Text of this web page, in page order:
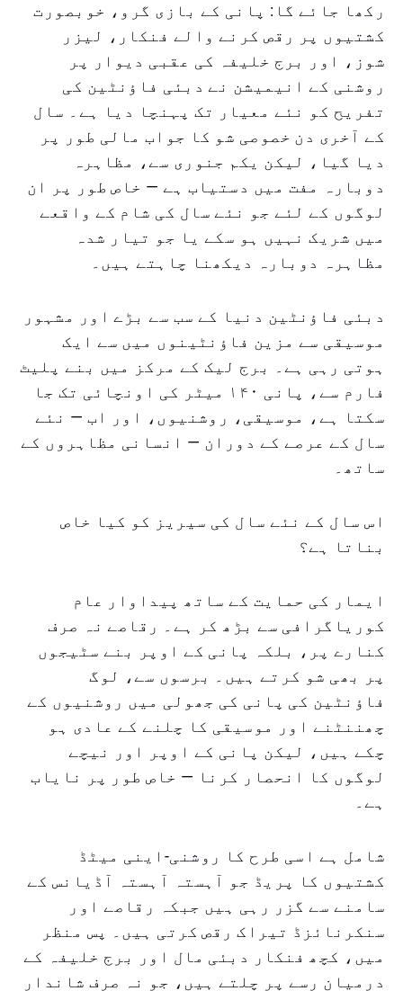
رکھا جائے گا: پانی کے بازی گرو، خوبصورت
کشتیوں پر رقص کرنے والے فنکار، لیزر
شوز، اور برج خلیفہ کی عقبی دیوار پر
روشنی کے انیمیشن نے دبئی فاؤنٹین کی
تفریح کو نئے معیار تک پہنچا دیا ہے۔ سال
کے آخری دن خصوصی شو کا جواب مالی طور پر
دیا گیا، لیکن یکم جنوری سے، مظاہرہ
دوبارہ مفت میں دستیاب ہے — خاص طور پر ان
لوگوں کے لئے جو نئے سال کی شام کے واقعے
میں شریک نہیں ہو سکے یا جو تیار شدہ
مظاہرہ دوبارہ دیکھنا چاہتے ہیں۔
دبئی فاؤنٹین دنیا کے سب سے بڑے اور مشہور
موسیقی سے مزین فاؤنٹینوں میں سے ایک
ہوتی رہی ہے۔ برج لیک کے مرکز میں بنے پلیٹ
فارم سے، پانی ۱۴۰ میٹر کی اونچائی تک جا
سکتا ہے، موسیقی، روشنیوں، اور اب — نئے
سال کے عرصے کے دوران — انسانی مظاہروں کے
ساتھ۔
اس سال کے نئے سال کی سیریز کو کیا خاص
بناتا ہے؟
ایمار کی حمایت کے ساتھ پیداوار عام
کوریاگرافی سے بڑھ کر ہے۔ رقاصے نہ صرف
کنارے پر، بلکہ پانی کے اوپر بنے سٹیجوں
پر بھی شو کرتے ہیں۔ برسوں سے، لوگ
فاؤنٹین کی پانی کی جھولی میں روشنیوں کے
چھننٹنے اور موسیقی کا چلنے کے عادی ہو
چکے ہیں، لیکن پانی کے اوپر اور نیچے
لوگوں کا انحصار کرنا — خاص طور پر نایاب
ہے۔
شامل ہے اسی طرح کا روشنی-اینی میٹڈ
کشتیوں کا پریڈ جو آہستہ آہستہ آڈیانس کے
سامنے سے گزر رہی ہیں جبکہ رقاصے اور
سنکرنائزڈ تیراک رقص کرتی ہیں۔ پس منظر
میں، کچھ فنکار دبئی مال اور برج خلیفہ کے
درمیان رسے پر چلتے ہیں، جو نہ صرف شاندار